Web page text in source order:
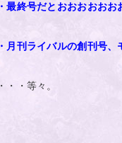
・最終号だとおおおおお
・月刊ライバルの創刊号
・・・等々。